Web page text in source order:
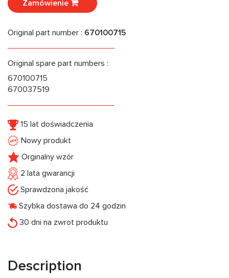
Zamówienie
Original part number : 670100715
Original spare part numbers :
670100715
670037519
15 lat doświadczenia
Nowy produkt
Orginalny wzór
2 lata gwarancji
Sprawdzona jakość
Szybka dostawa do 24 godzin
30 dni na zwrot produktu
Description